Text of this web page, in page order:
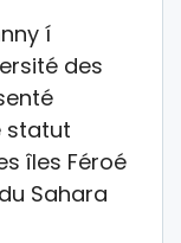
í
des
statut
îles Féroé
Sahara